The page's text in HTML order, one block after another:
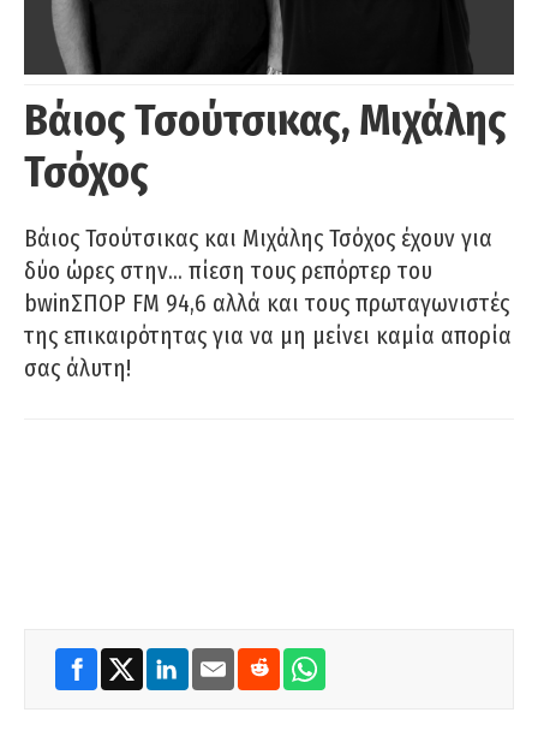
Βάιος Τσούτσικας, Μιχάλης
Τσόχος
Βάιος Τσούτσικας και Μιχάλης Τσόχος έχουν για
δύο ώρες στην… πίεση τους ρεπόρτερ του
bwinΣΠΟΡ FM 94,6 αλλά και τους πρωταγωνιστές
της επικαιρότητας για να μη μείνει καμία απορία
σας άλυτη!